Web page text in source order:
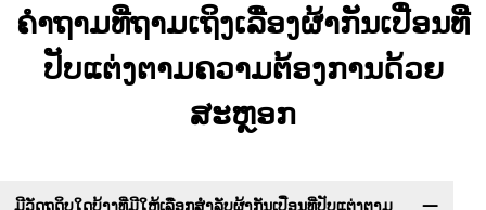
ຄຳຖາມທີ່ຖາມເຖິງເລື່ອງຜ້າກັນເປື່ອນທີ່
ປັບແຕ່ງຕາມຄວາມຕ້ອງການດ້ວຍ
ສະຫຼອກ
ມີວັດຖຸດິບໃດບ້າງທີ່ມີໃຫ້ເລືອກສຳລັບຜ້າກັນເປື່ອນທີ່ປັບແຕ່ງຕາມ